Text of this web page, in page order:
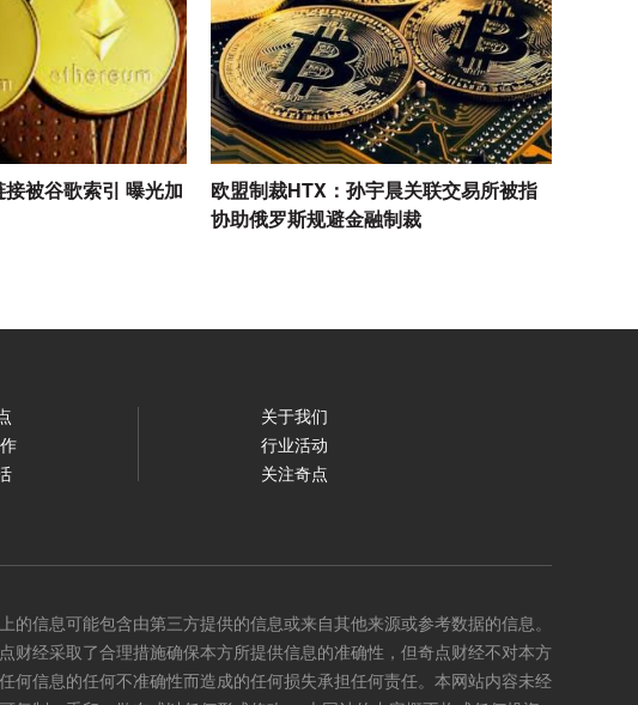
被谷歌索引 曝光加
欧盟制裁HTX：孙宇晨关联交易所被指
协助俄罗斯规避金融制裁
关于我们
行业活动
关注奇点
的信息可能包含由第三方提供的信息或来自其他来源或参考数据的信息。
财经采取了合理措施确保本方所提供信息的准确性，但奇点财经不对本方
何信息的任何不准确性而造成的任何损失承担任何责任。本网站内容未经